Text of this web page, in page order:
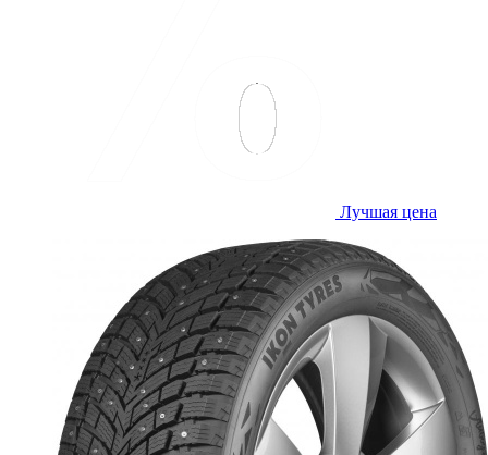
Лучшая цена